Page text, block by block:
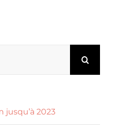
jusqu’à 2023